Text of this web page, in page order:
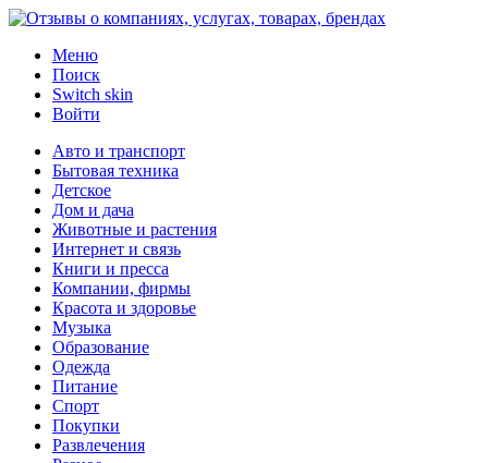
Меню
Поиск
Switch skin
Войти
Авто и транспорт
Бытовая техника
Детское
Дом и дача
Животные и растения
Интернет и связь
Книги и пресса
Компании, фирмы
Красота и здоровье
Музыка
Образование
Одежда
Питание
Спорт
Покупки
Развлечения